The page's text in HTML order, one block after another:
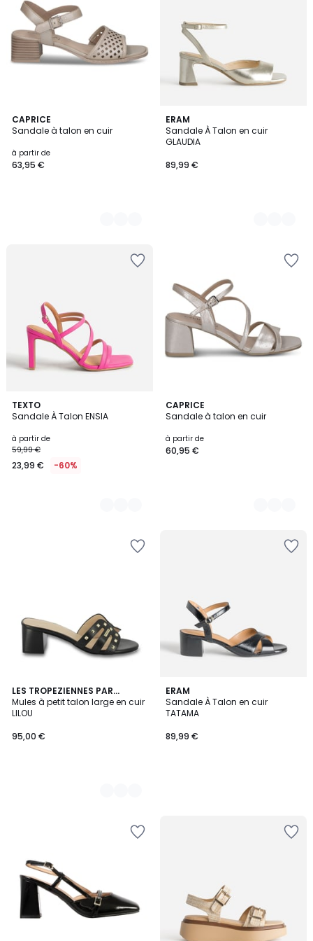
CAPRICE
Sandale à talon en cuir
à partir de
63,95 €
3
Couleurs
ERAM
Sandale À Talon en cuir
GLAUDIA
89,99 €
2
Couleurs
TEXTO
Sandale À Talon ENSIA
à partir de
59,99 €
23,99 € -60%
2
Couleurs
CAPRICE
Sandale à talon en cuir
à partir de
60,95 €
3
Couleurs
LES TROPEZIENNES PAR
M.BELARBI
Mules à petit talon large en cuir
LILOU
95,00 €
2
Couleurs
ERAM
Sandale À Talon en cuir
TATAMA
89,99 €